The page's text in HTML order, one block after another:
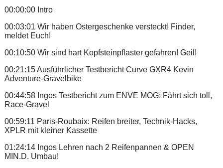
00:00:00 Intro
00:03:01 Wir haben Ostergeschenke versteckt! Finder,
meldet Euch!
00:10:50 Wir sind hart Kopfsteinpflaster gefahren! Geil!
00:21:15 Ausführlicher Testbericht Curve GXR4 Kevin
Adventure-Gravelbike
00:44:58 Ingos Testbericht zum ENVE MOG: Fährt sich toll,
Race-Gravel
00:59:11 Paris-Roubaix: Reifen breiter, Technik-Hacks,
XPLR mit kleiner Kassette
01:24:14 Ingos Lehren nach 2 Reifenpannen & OPEN
MIN.D. Umbau!